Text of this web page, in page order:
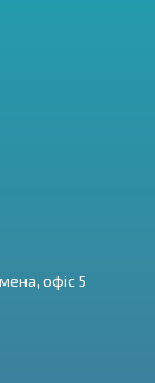
офіс 5